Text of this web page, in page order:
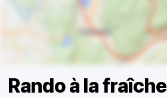
Rando à la fraîche